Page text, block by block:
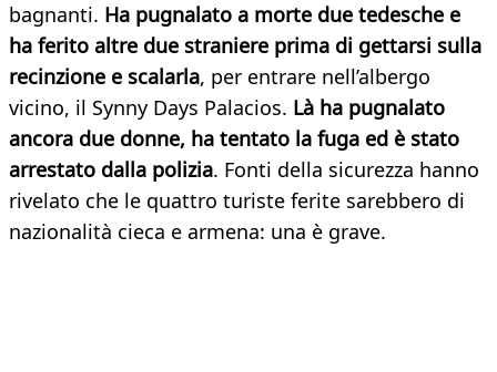
bagnanti. Ha pugnalato a morte due tedesche e
ha ferito altre due straniere prima di gettarsi sulla
recinzione e scalarla, per entrare nell’albergo
vicino, il Synny Days Palacios. Là ha pugnalato
ancora due donne, ha tentato la fuga ed è stato
arrestato dalla polizia. Fonti della sicurezza hanno
rivelato che le quattro turiste ferite sarebbero di
nazionalità cieca e armena: una è grave.